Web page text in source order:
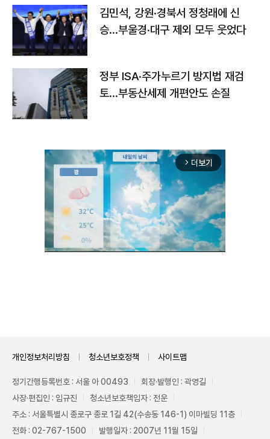
김민석, 강원·경북서 정청래에 신
승…부울경·대구 제외 모두 웃었다
정부 ISA·주가누르기 방지법 재검
토…부동산세제 개편안도 손질
arrow_forward_ios 더보기
개인정보처리방침 청소년보호정책 사이트맵
정기간행등록번호 : 서울 아 00493
회장·발행인 : 곽영길
사장·편집인 : 임규진
청소년보호책임자 : 전운
주소 : 서울특별시 종로구 종로 1길 42(수송동 146-1) 이마빌딩 11층
전화 : 02-767-1500
발행일자 : 2007년 11월 15일